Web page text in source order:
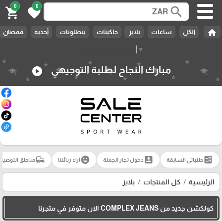
▼
search
0
favorite
0
shopping_cart
home الكل ساعات بلايز جاكيتات بنطلونات أحذية قمصان
مبارك النجاح لطلبة التوجيهي play_circle
🎓
ballotطلباتي السابقة account_box دخول تجار الجملة emoji_emotionsآراء زبائننا commuteمناطق
الرئيسية كل المنتجات بلايز
كولكشن جديد من COMPLEX JEANS الان متوفر في متجرنا